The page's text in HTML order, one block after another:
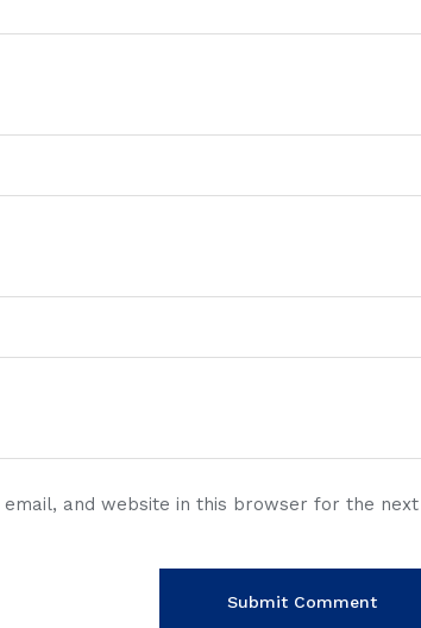
email, and website in this browser for the